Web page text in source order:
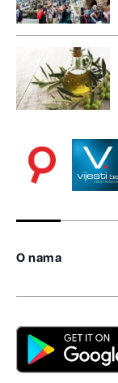
O nama